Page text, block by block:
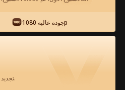
شاهد مجانًا جودة عالية 1080p
تجديد تلقائي. يمكنك الإلغاء في أي وقت.